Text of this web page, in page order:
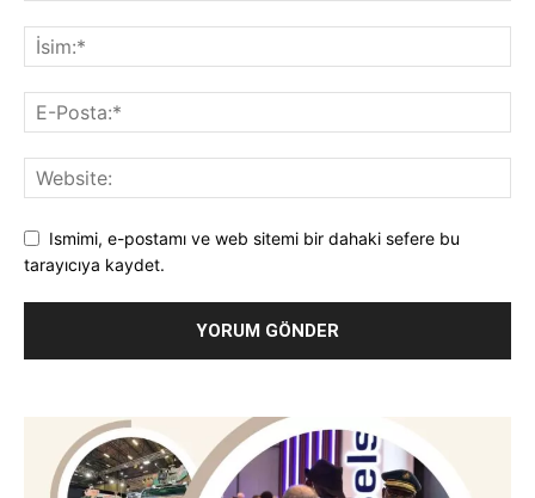
Ismimi, e-postamı ve web sitemi bir dahaki sefere bu
tarayıcıya kaydet.